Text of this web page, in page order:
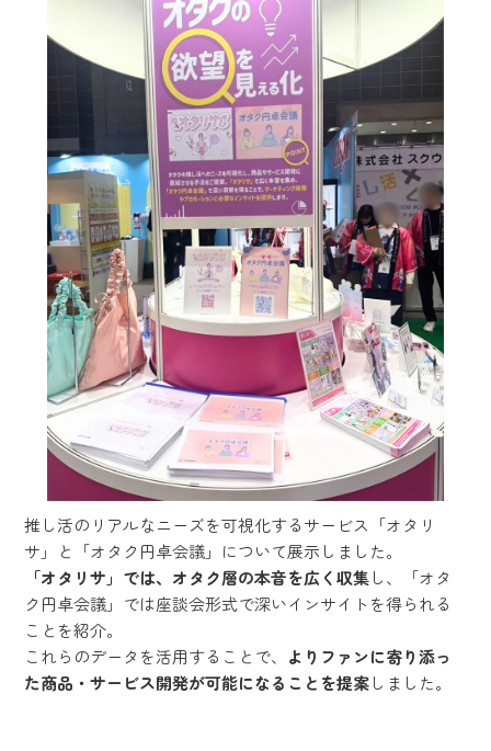
推し活のリアルなニーズを可視化するサービス「オタリ
サ」と「オタク円卓会議」について展示しました。
「オタリサ」では、オタク層の本音を広く収集し、「オタ
ク円卓会議」では座談会形式で深いインサイトを得られる
ことを紹介。
これらのデータを活用することで、 よりファンに寄り添っ
た商品・サービス開発が可能になることを提案しました。